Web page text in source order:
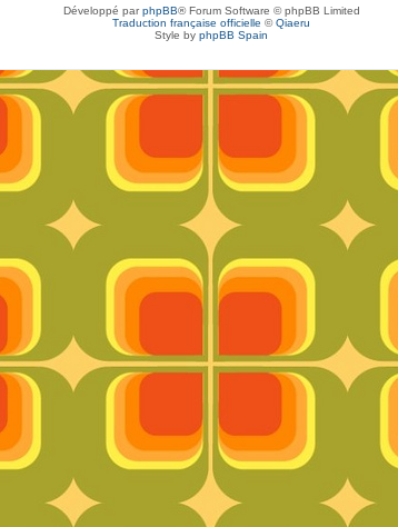
Développé parphpBB® Forum Software © phpBB Limited
Traduction française officielle ©Qiaeru
Style by phpBB Spain